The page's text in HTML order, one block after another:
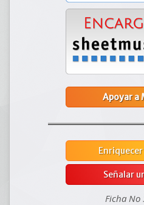
Apoyar a
Señalar
Ficha No